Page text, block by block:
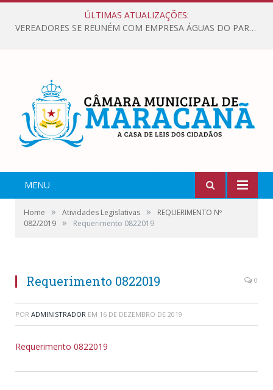
ÚLTIMAS ATUALIZAÇÕES:
VEREADORES SE REUNÉM COM EMPRESA ÁGUAS DO PARÁ, PARA APRESENTAR REIVINDICAÇÕES E MELHORIAS NA QUALIDADE DOS SERVIÇOS OFERECIDOS Á POPULAÇÃO.
MENU
Home » Atividades Legislativas »
REQUERIMENTO Nº
082/2019 » Requerimento 0822019
Requerimento 0822019 0
POR ADMINISTRADOR EM 16 DE DEZEMBRO DE 2019
Requerimento 0822019